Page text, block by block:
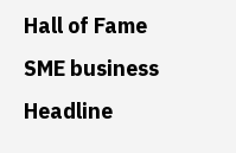
Hall of Fame
SME business
Headline